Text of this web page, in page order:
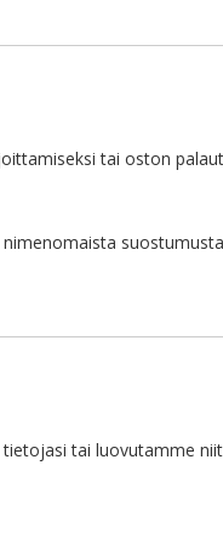
tai oston
tai luovutamme